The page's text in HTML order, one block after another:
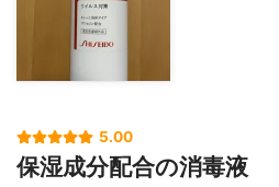
5.00
保湿成分配合の消毒液